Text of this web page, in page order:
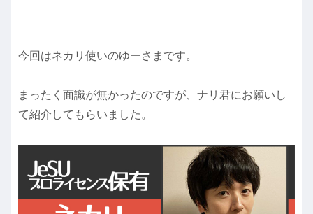
今回はネカリ使いのゆーさまです。
まったく面識が無かったのですが、ナリ君にお願いし
て紹介してもらいました。